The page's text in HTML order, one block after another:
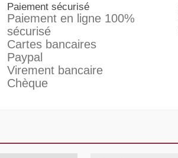
Paiement sécurisé
Paiement en ligne 100%
sécurisé
Cartes bancaires
Paypal
Virement bancaire
Chèque